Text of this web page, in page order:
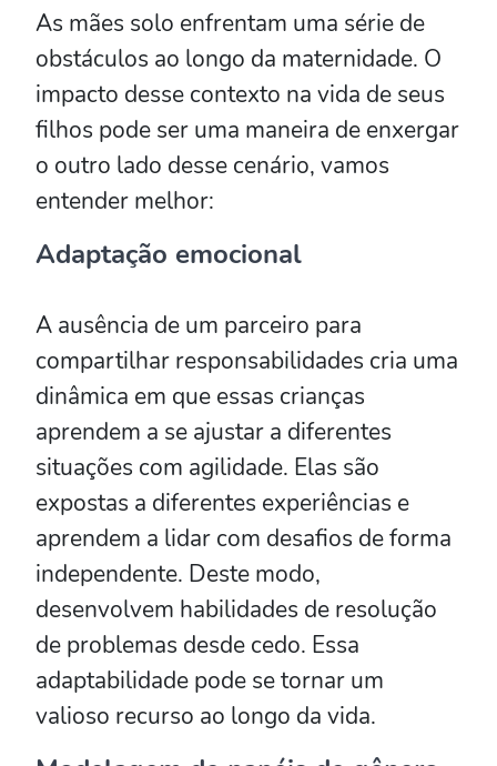
As mães solo enfrentam uma série de
obstáculos ao longo da maternidade. O
impacto desse contexto na vida de seus
filhos pode ser uma maneira de enxergar
o outro lado desse cenário, vamos
entender melhor:
Adaptação emocional
A ausência de um parceiro para
compartilhar responsabilidades cria uma
dinâmica em que essas crianças
aprendem a se ajustar a diferentes
situações com agilidade. Elas são
expostas a diferentes experiências e
aprendem a lidar com desafios de forma
independente. Deste modo,
desenvolvem habilidades de resolução
de problemas desde cedo. Essa
adaptabilidade pode se tornar um
valioso recurso ao longo da vida.